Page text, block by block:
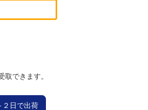
できます。
２日で出荷